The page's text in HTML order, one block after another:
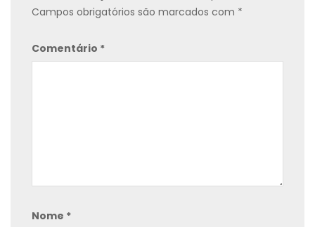
Campos obrigatórios são marcados com *
Comentário *
Nome *